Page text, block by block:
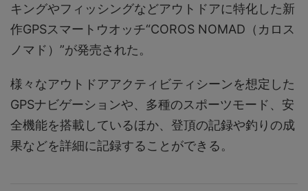
キングやフィッシングなどアウトドアに特化した新
作GPSスマートウオッチ“COROS NOMAD（カロス
ノマド）”が発売された。
様々なアウトドアアクティビティシーンを想定した
GPSナビゲーションや、多種のスポーツモード、安
全機能を搭載しているほか、登頂の記録や釣りの成
果などを詳細に記録することができる。